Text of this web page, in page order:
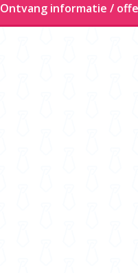
Ontvang informatie /